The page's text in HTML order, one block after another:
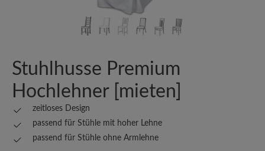
Stuhlhusse Premium
Hochlehner [mieten]
zeitloses Design
passend für Stühle mit hoher Lehne
passend für Stühle ohne Armlehne